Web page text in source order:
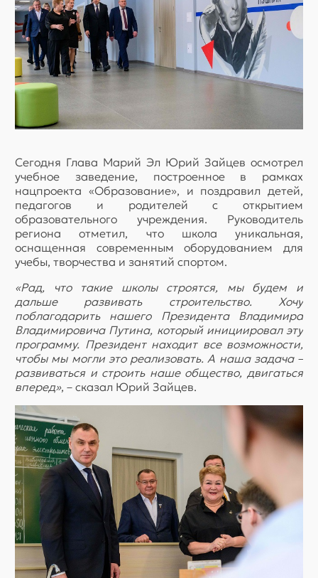
Сегодня Глава Марий Эл Юрий Зайцев осмотрел
учебное заведение, построенное в рамках
нацпроекта «Образование», и поздравил детей,
педагогов и родителей с открытием
образовательного учреждения. Руководитель
региона отметил, что школа уникальная,
оснащенная современным оборудованием для
учебы, творчества и занятий спортом.
«Рад, что такие школы строятся, мы будем и
дальше развивать строительство. Хочу
поблагодарить нашего Президента Владимира
Владимировича Путина, который инициировал эту
программу. Президент находит все возможности,
чтобы мы могли это реализовать. А наша задача –
развиваться и строить наше общество, двигаться
вперед», – сказал Юрий Зайцев.